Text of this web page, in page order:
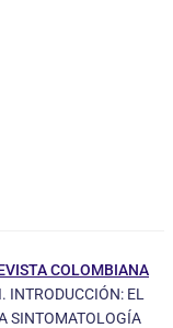
COLOMBIANA
I. INTRODUCCIÓN: EL
SINTOMATOLOGÍA